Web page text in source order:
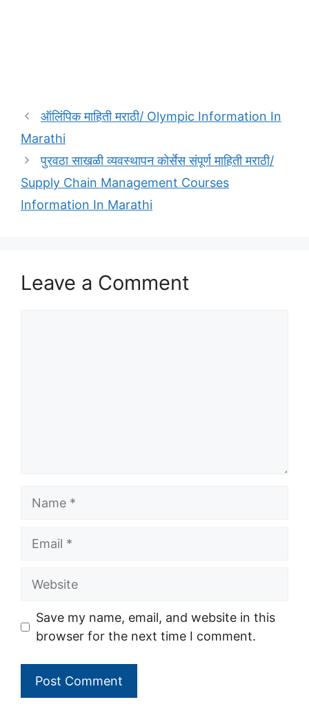
ऑलिंपिक माहिती मराठी/ Olympic Information In
Marathi
पुरवठा साखळी व्यवस्थापन कोर्सेस संपूर्ण माहिती मराठी/
Supply Chain Management Courses
Information In Marathi
Leave a Comment
Website
Save my name, email, and website in this
browser for the next time I comment.